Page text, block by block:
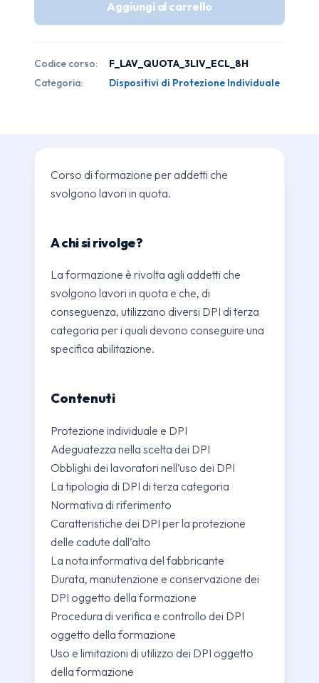
quantità
Aggiungi al carrello
Codice corso:
F_LAV_QUOTA_3LIV_ECL_8H
Categoria:
Dispositivi di Protezione Individuale
Corso di formazione per addetti che
svolgono lavori in quota.
A chi si rivolge?
La formazione è rivolta agli addetti che
svolgono lavori in quota e che, di
conseguenza, utilizzano diversi DPI di terza
categoria per i quali devono conseguire una
specifica abilitazione.
Contenuti
Protezione individuale e DPI
Adeguatezza nella scelta dei DPI
Obblighi dei lavoratori nell’uso dei DPI
La tipologia di DPI di terza categoria
Normativa di riferimento
Caratteristiche dei DPI per la protezione
delle cadute dall’alto
La nota informativa del fabbricante
Durata, manutenzione e conservazione dei
DPI oggetto della formazione
Procedura di verifica e controllo dei DPI
oggetto della formazione
Uso e limitazioni di utilizzo dei DPI oggetto
della formazione